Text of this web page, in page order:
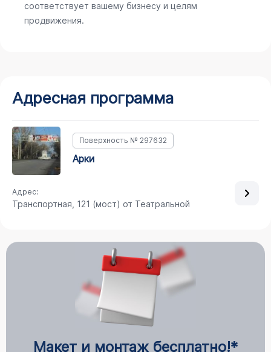
соответствует вашему бизнесу и целям
продвижения.
Адресная программа
Поверхность № 297632
арки
Адрес:
Транспортная, 121 (мост) от Театральной
Макет и монтаж бесплатно!*